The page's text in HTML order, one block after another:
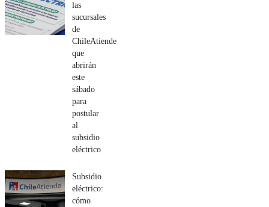
las
sucursales
de
ChileAtiende
que
abrirán
este
sábado
para
postular
al
subsidio
eléctrico
Subsidio
eléctrico:
cómo